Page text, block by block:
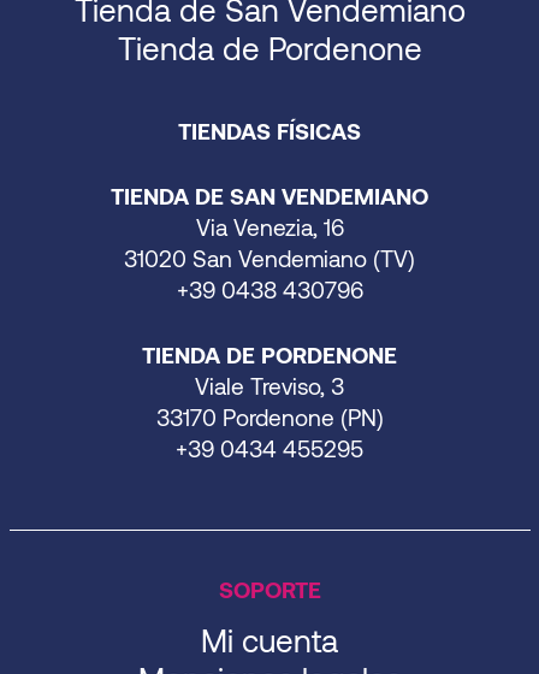
Tienda de San Vendemiano
Tienda de Pordenone
TIENDAS FÍSICAS
TIENDA DE SAN VENDEMIANO
Via Venezia, 16
31020 San Vendemiano (TV)
+39 0438 430796
TIENDA DE PORDENONE
Viale Treviso, 3
33170 Pordenone (PN)
+39 0434 455295
SOPORTE
Mi cuenta